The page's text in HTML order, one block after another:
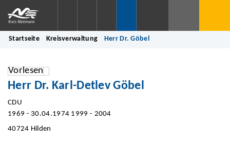
Startseite Kreisverwaltung Herr Dr. Göbel
Vorlesen
Herr Dr. Karl-Detlev Göbel
CDU
1969 - 30.04.1974 1999 - 2004
40724 Hilden